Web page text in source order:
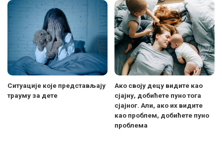
Ситуације које представљају
трауму за дете
Ако своју децу видите као
сјајну, добићете пуно тога
сјајног. Али, ако их видите
као проблем, добићете пуно
проблема